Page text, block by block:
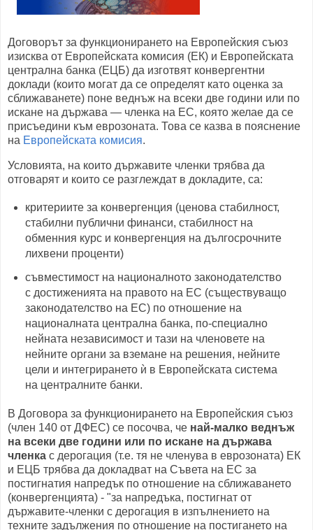
Договорът за функционирането на Европейския съюз
изисква от Европейската комисия (ЕК) и Европейската
централна банка (ЕЦБ) да изготвят конвергентни
доклади (които могат да се определят като оценка за
сближаванете) поне веднъж на всеки две години или по
искане на държава — членка на ЕС, която желае да се
присъедини към еврозоната. Това се казва в пояснение
на Европейската комисия.
Условията, на които държавите членки трябва да
отговарят и които се разглеждат в докладите, са:
критериите за конвергенция (ценова стабилност,
стабилни публични финанси, стабилност на
обменния курс и конвергенция на дългосрочните
лихвени проценти)
съвместимост на националното законодателство
с достиженията на правото на ЕС (съществуващо
законодателство на ЕС) по отношение на
националната централна банка, по-специално
нейната независимост и тази на членовете на
нейните органи за вземане на решения, нейните
цели и интегрирането ѝ в Европейската система
на централните банки.
В Договора за функционирането на Европейския съюз
(член 140 от ДФЕС) се посочва, че най-малко веднъж
на всеки две години или по искане на държава
членка с дерогация (т.е. тя не членува в еврозоната) ЕК
и ЕЦБ трябва да докладват на Съвета на ЕС за
постигнатия напредък по отношение на сближаването
(конвергенцията) - "за напредъка, постигнат от
държавите-членки с дерогация в изпълнението на
техните задължения по отношение на постигането на